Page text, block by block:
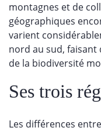
montagnes et de
géographiques
varient
nord au sud, faisant
de la biodiversité
Ses trois
Les différences